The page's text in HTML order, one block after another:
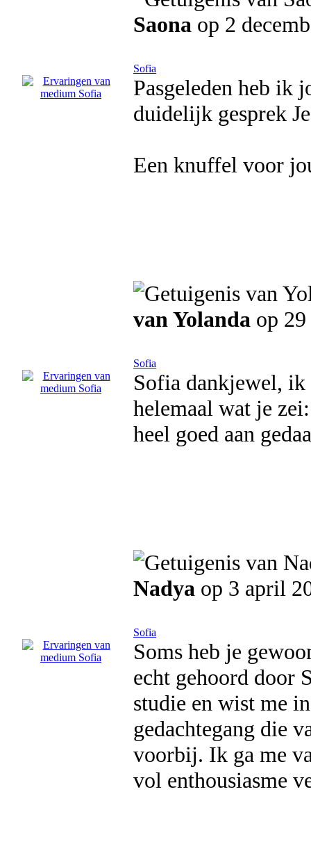
Saona op 2
Sofia
Pasgeleden heb ik
duidelijk gesprek
Een knuffel voor
van Yolanda op
Sofia
Sofia dankjewel, ik
helemaal wat je
heel goed aan
Nadya op 3 april
Sofia
Soms heb je
echt gehoord door
studie en wist me
gedachtegang die
voorbij. Ik ga me
vol enthousiasme